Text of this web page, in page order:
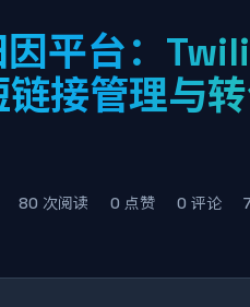
平台：
接管理与
80 次阅读 0 点赞 0 评论